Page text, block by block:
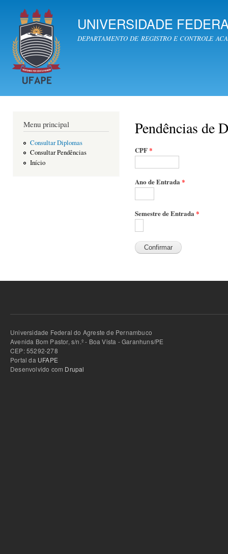
UNIVERSIDADE
DEPARTAMENTO DE REGISTRO E CONTROLE
Menu principal
Consultar Diplomas
Consultar Pendências
Início
Pendências de
CPF*
Ano de Entrada *
Semestre de Entrada *
Universidade Federal do Agreste de Pernambuco
Avenida Bom Pastor, s/n.º - Boa Vista - Garanhuns/PE
CEP: 55292-278
Portal da UFAPE
Desenvolvido com Drupal